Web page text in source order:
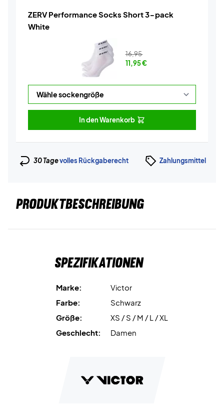
ZERV Performance Socks Short 3-pack
White
16,95
11,95€
In den Warenkorb
30 Tagevolles Rückgaberecht Zahlungsmittel
PRODUKTBESCHREIBUNG
Spezifikationen
Marke:
Victor
Farbe:
Schwarz
Größe:
XS / S / M / L / XL
Geschlecht:
Damen